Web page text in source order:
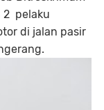
2 pelaku
di jalan pasir